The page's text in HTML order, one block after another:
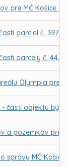
pre MČ Košice
parciel č.
parcely č.
Olympia pre
- časti objektu
a pozemkov pre
správy MČ